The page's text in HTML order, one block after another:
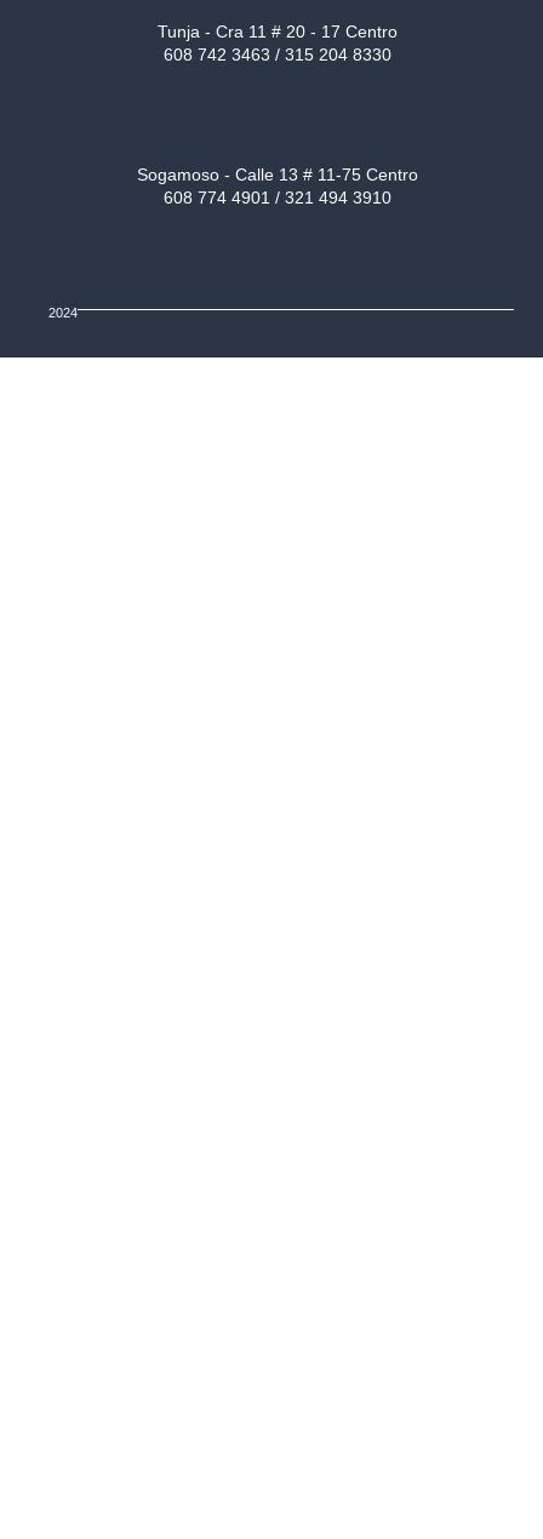
Tunja - Cra 11 # 20 - 17 Centro
608 742 3463 / 315 204 8330
Sogamoso - Calle 13 # 11-75 Centro
608 774 4901 / 321 494 3910
2024